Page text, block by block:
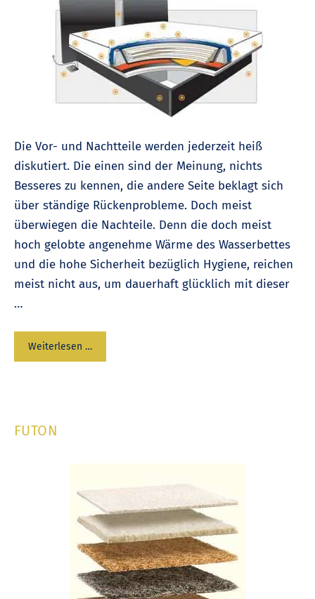
Die Vor- und Nachtteile werden jederzeit heiß
diskutiert. Die einen sind der Meinung, nichts
Besseres zu kennen, die andere Seite beklagt sich
über ständige Rückenprobleme. Doch meist
überwiegen die Nachteile. Denn die doch meist
hoch gelobte angenehme Wärme des Wasserbettes
und die hohe Sicherheit bezüglich Hygiene, reichen
meist nicht aus, um dauerhaft glücklich mit dieser
…
Weiterlesen …
FUTON